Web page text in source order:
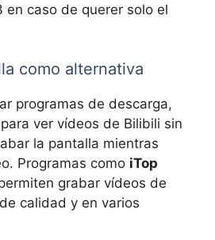
en caso de querer solo el
como alternativa
programas de descarga,
ver vídeos de Bilibili sin
la pantalla mientras
Programas como iTop
grabar vídeos de
calidad y en varios